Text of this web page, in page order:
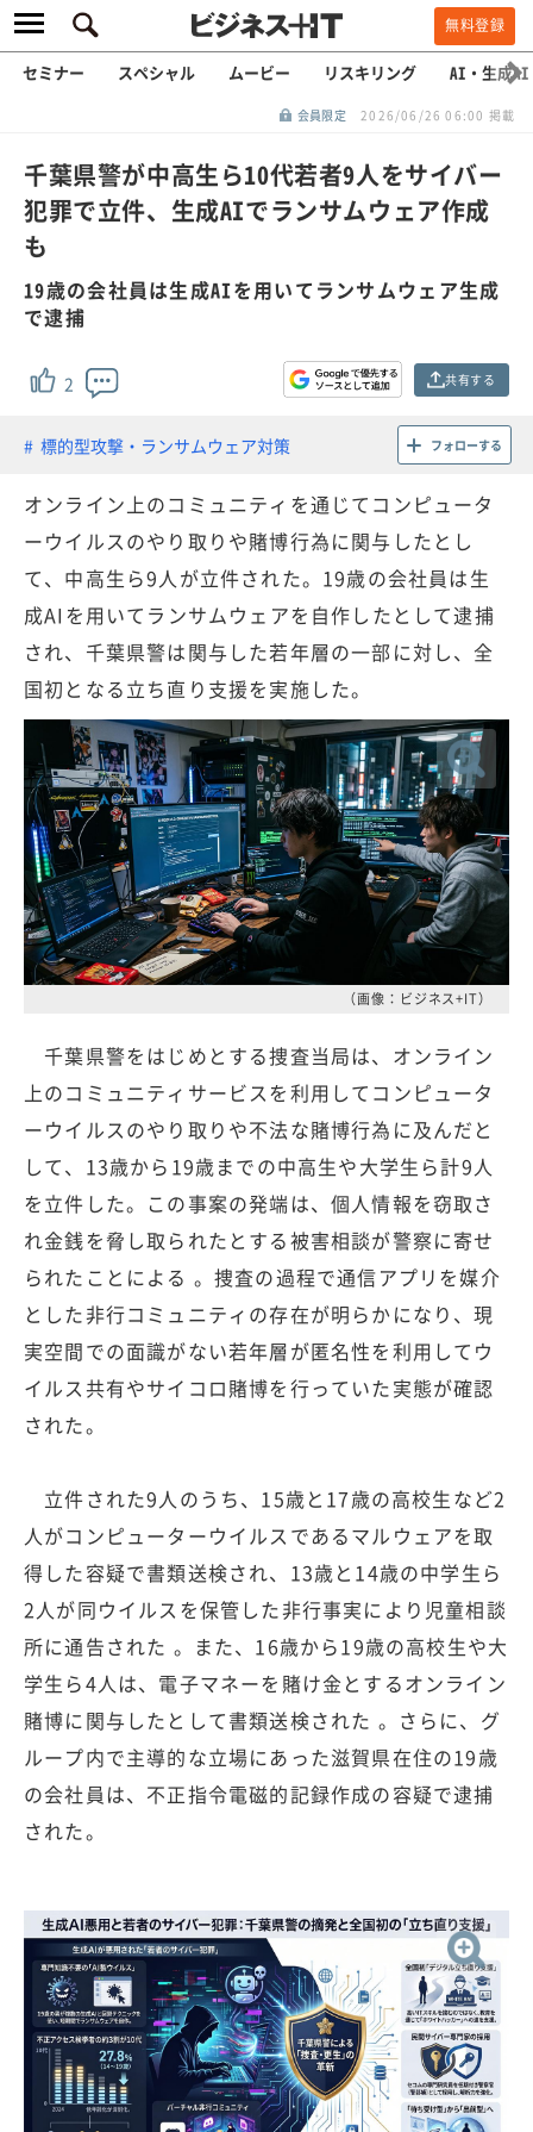
無料登録
セミナー スペシャル ムービー リスキリング AI・生成AI
会員限定 2026/06/26 06:00 掲載
千葉県警が中高生ら10代若者9人をサイバー
犯罪で立件、生成AIでランサムウェア作成
も
19歳の会社員は生成AIを用いてランサムウェア生成
で逮捕
2 共有する
標的型攻撃・ランサムウェア対策 フォローする
オンライン上のコミュニティを通じてコンピュータ
ーウイルスのやり取りや賭博行為に関与したとし
て、中高生ら9人が立件された。19歳の会社員は生
成AIを用いてランサムウェアを自作したとして逮捕
され、千葉県警は関与した若年層の一部に対し、全
国初となる立ち直り支援を実施した。
（画像：ビジネス+IT）
千葉県警をはじめとする捜査当局は、オンライン
上のコミュニティサービスを利用してコンピュータ
ーウイルスのやり取りや不法な賭博行為に及んだと
して、13歳から19歳までの中高生や大学生ら計9人
を立件した。この事案の発端は、個人情報を窃取さ
れ金銭を脅し取られたとする被害相談が警察に寄せ
られたことによる 。捜査の過程で通信アプリを媒介
とした非行コミュニティの存在が明らかになり、現
実空間での面識がない若年層が匿名性を利用してウ
イルス共有やサイコロ賭博を行っていた実態が確認
された。
立件された9人のうち、15歳と17歳の高校生など2
人がコンピューターウイルスであるマルウェアを取
得した容疑で書類送検され、13歳と14歳の中学生ら
2人が同ウイルスを保管した非行事実により児童相談
所に通告された 。また、16歳から19歳の高校生や大
学生ら4人は、電子マネーを賭け金とするオンライン
賭博に関与したとして書類送検された 。さらに、グ
ループ内で主導的な立場にあった滋賀県在住の19歳
の会社員は、不正指令電磁的記録作成の容疑で逮捕
された。